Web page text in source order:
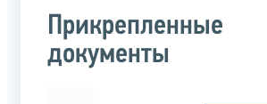
Прикрепленные
документы